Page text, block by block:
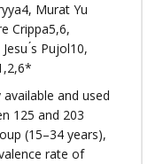
Murat Yu
Crippa5,6,
́s Pujol10,
and used
125 and 203
(15–34 years),
rate of